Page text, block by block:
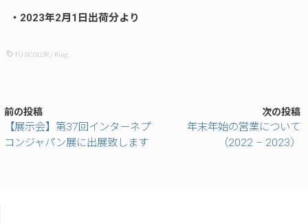
・2023年2月1日出荷分より
FUJICOLOR/ King
前の投稿
【展示会】第37回インターネプ
コンジャパン展に出展致します
次の投稿
年末年始の営業について
（2022 – 2023）